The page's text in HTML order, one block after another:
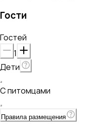
Гости
Гостей
1
Дети
С питомцами
Правила размещения